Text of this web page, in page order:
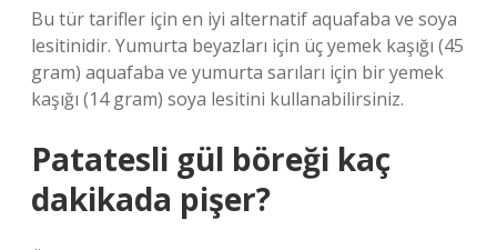
Bu tür tarifler için en iyi alternatif aquafaba ve soya
lesitinidir. Yumurta beyazları için üç yemek kaşığı (45
gram) aquafaba ve yumurta sarıları için bir yemek
kaşığı (14 gram) soya lesitini kullanabilirsiniz.
Patatesli gül böreği kaç
dakikada pişer?